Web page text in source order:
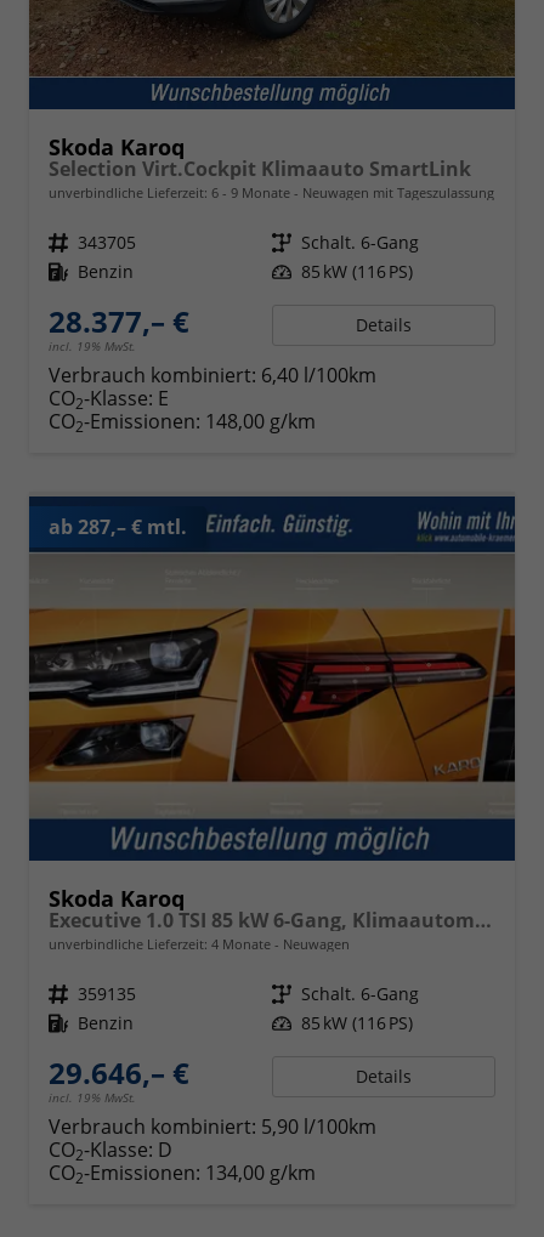
Skoda Karoq
Selection Virt.Cockpit Klimaauto SmartLink
unverbindliche Lieferzeit: 6 - 9 Monate Neuwagen mit Tageszulassung
Fahrzeugnr. 343705 Getriebe Schalt. 6-Gang
Kraftstoff Benzin Leistung 85 kW (116 PS)
28.377,– €
incl. 19% MwSt.
Details
Verbrauch kombiniert: 6,40 l/100km
CO2-Klasse: E
CO2-Emissionen: 148,00 g/km
ab 287,– € mtl.
Skoda Karoq
Executive 1.0 TSI 85 kW 6-Gang, Klimaautomatik, Metallfarbe, ACC ,PDC v+h, LED, Smart Link, Rückkamera, Sun Set, Reserverad, 4 Jahre Garantie,
unverbindliche Lieferzeit: 4 Monate Neuwagen
Fahrzeugnr. 359135 Getriebe Schalt. 6-Gang
Kraftstoff Benzin Leistung 85 kW (116 PS)
29.646,– €
incl. 19% MwSt.
Details
Verbrauch kombiniert: 5,90 l/100km
CO2-Klasse: D
CO2-Emissionen: 134,00 g/km